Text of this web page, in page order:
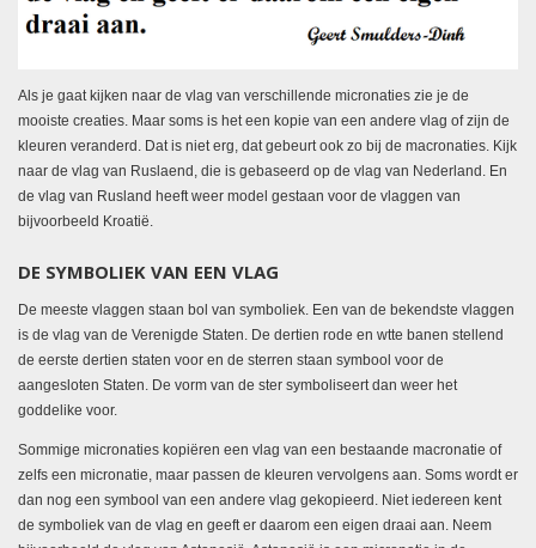
Als je gaat kijken naar de vlag van verschillende micronaties zie je de
mooiste creaties. Maar soms is het een kopie van een andere vlag of zijn de
kleuren veranderd. Dat is niet erg, dat gebeurt ook zo bij de macronaties. Kijk
naar de vlag van Ruslaend, die is gebaseerd op de vlag van Nederland. En
de vlag van Rusland heeft weer model gestaan voor de vlaggen van
bijvoorbeeld Kroatië.
DE SYMBOLIEK VAN EEN VLAG
De meeste vlaggen staan bol van symboliek. Een van de bekendste vlaggen
is de vlag van de Verenigde Staten. De dertien rode en wtte banen stellend
de eerste dertien staten voor en de sterren staan symbool voor de
aangesloten Staten. De vorm van de ster symboliseert dan weer het
goddelike voor.
Sommige micronaties kopiëren een vlag van een bestaande macronatie of
zelfs een micronatie, maar passen de kleuren vervolgens aan. Soms wordt er
dan nog een symbool van een andere vlag gekopieerd. Niet iedereen kent
de symboliek van de vlag en geeft er daarom een eigen draai aan. Neem